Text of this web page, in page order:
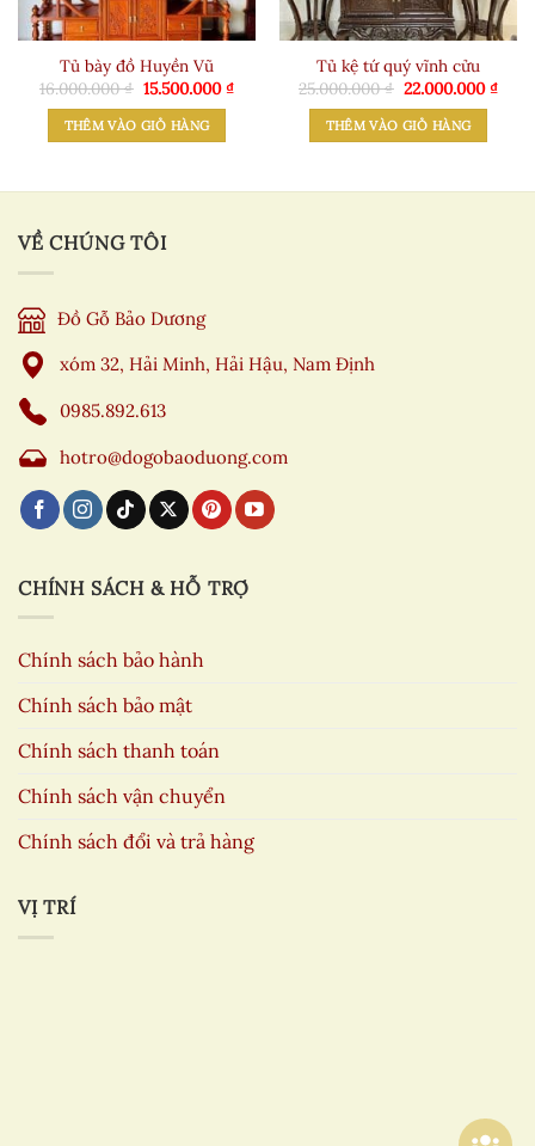
Tủ bày đồ Huyền Vũ
16.000.000₫ Giá
gốc
là:
16.000.000 ₫.
15.500.000₫Giá
15.500.000 ₫.
THÊM VÀO GIỎ HÀNG
Tủ kệ tứ quý vĩnh cửu
25.000.000₫ Giá
gốc
là:
25.000.000 ₫.
22.000.000₫Giá
THÊM VÀO GIỎ HÀNG
VỀ CHÚNG TÔI
Đồ Gỗ Bảo Dương
xóm 32, Hải Minh, Hải Hậu, Nam Định
0985.892.613
hotro@dogobaoduong.com
CHÍNH SÁCH & HỖ TRỢ
Chính sách bảo hành
Chính sách bảo mật
Chính sách thanh toán
Chính sách vận chuyển
Chính sách đổi và trả hàng
VỊ TRÍ